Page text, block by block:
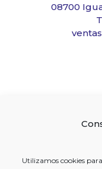
Utilizamos cookies
08700